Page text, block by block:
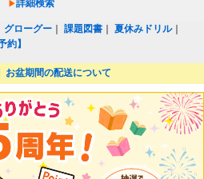
詳細検索
グローグー ｜課題図書 ｜夏休みドリル｜
約】
お盆期間の配送について